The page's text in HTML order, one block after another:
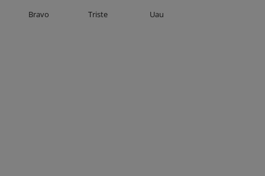
Bravo Triste Uau